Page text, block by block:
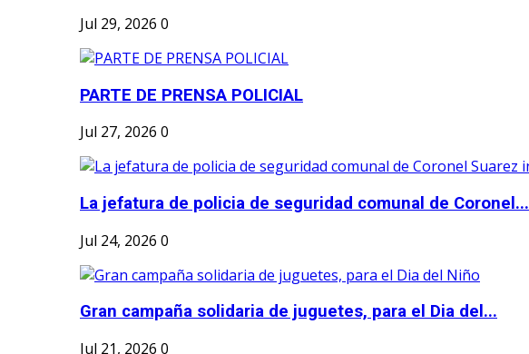
Jul 29, 2026 0
PARTE DE PRENSA POLICIAL
Jul 27, 2026 0
La jefatura de policia de seguridad comunal de Coronel...
Jul 24, 2026 0
Gran campaña solidaria de juguetes, para el Dia del...
Jul 21, 2026 0